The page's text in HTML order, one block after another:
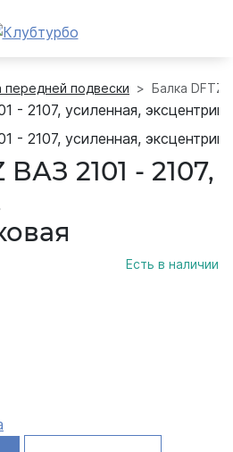
передней подвески Балка DFTZ
2101 - 2107,
Есть в наличии